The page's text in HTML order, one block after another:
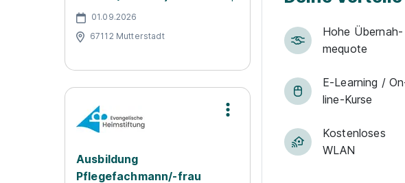
01.09.2026
67112 Mutterstadt
Ausbildung
Pflegefachmann/-frau
Hohe Über­nah­
me­quote
E-Lear­ning /
line-Kur­se
Kostenloses
WLAN